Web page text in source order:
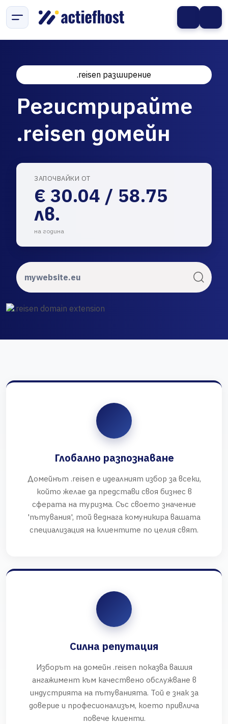
.reisen разширение
Регистрирайте
.reisen домейн
ЗАПОЧВАЙКИ ОТ
€ 30.04 / 58.75
лв.
на година
Глобално разпознаване
Домейнът .reisen е идеалният избор за всеки,
който желае да представи своя бизнес в
сферата на туризма. Със своето значение
'пътувания', той веднага комуникира вашата
специализация на клиентите по целия свят.
Силна репутация
Изборът на домейн .reisen показва вашия
ангажимент към качествено обслужване в
индустрията на пътуванията. Той е знак за
доверие и професионализъм, което привлича
повече клиенти.